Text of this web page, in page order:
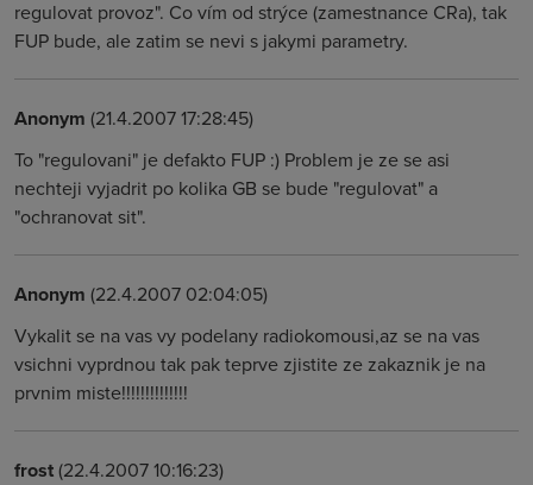
regulovat provoz". Co vím od strýce (zamestnance CRa), tak
FUP bude, ale zatim se nevi s jakymi parametry.
Anonym (21.4.2007 17:28:45)
To "regulovani" je defakto FUP :) Problem je ze se asi
nechteji vyjadrit po kolika GB se bude "regulovat" a
"ochranovat sit".
Anonym (22.4.2007 02:04:05)
Vykalit se na vas vy podelany radiokomousi,az se na vas
vsichni vyprdnou tak pak teprve zjistite ze zakaznik je na
prvnim miste!!!!!!!!!!!!!!
frost(22.4.2007 10:16:23)